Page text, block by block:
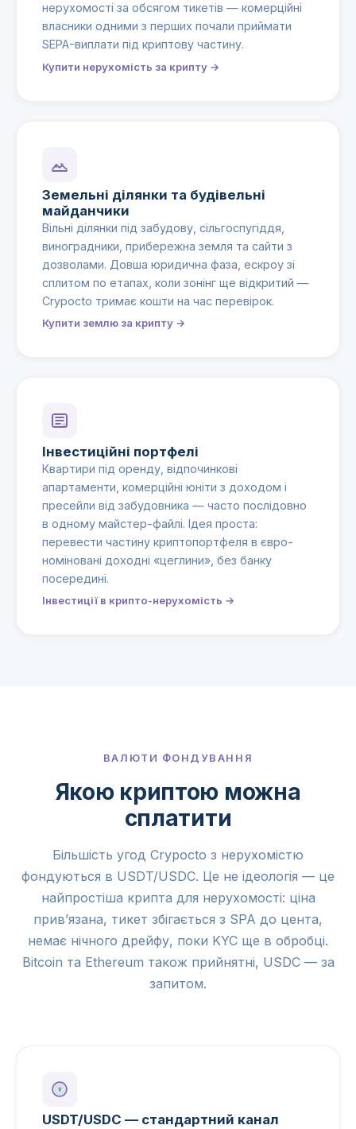
нерухомості за обсягом тикетів — комерційні
власники одними з перших почали приймати
SEPA-виплати під криптову частину.
Купити нерухомість за крипту →
Земельні ділянки та будівельні
майданчики
Вільні ділянки під забудову, сільгоспугіддя,
виноградники, прибережна земля та сайти з
дозволами. Довша юридична фаза, ескроу зі
сплитом по етапах, коли зонінг ще відкритий —
Crypocto тримає кошти на час перевірок.
Купити землю за крипту →
Інвестиційні портфелі
Квартири під оренду, відпочинкові
апартаменти, комерційні юніти з доходом і
пресейли від забудовника — часто послідовно
в одному майстер-файлі. Ідея проста:
перевести частину криптопортфеля в євро-
номіновані доходні «цеглини», без банку
посередині.
Інвестиції в крипто-нерухомість →
ВАЛЮТИ ФОНДУВАННЯ
Якою криптою можна
сплатити
Більшість угод Crypocto з нерухомістю
фондуються в USDT/USDC. Це не ідеологія — це
найпростіша крипта для нерухомості: ціна
прив’язана, тикет збігається з SPA до цента,
немає нічного дрейфу, поки KYC ще в обробці.
Bitcoin та Ethereum також прийнятні, USDC — за
запитом.
₮
USDT/USDC — стандартний канал